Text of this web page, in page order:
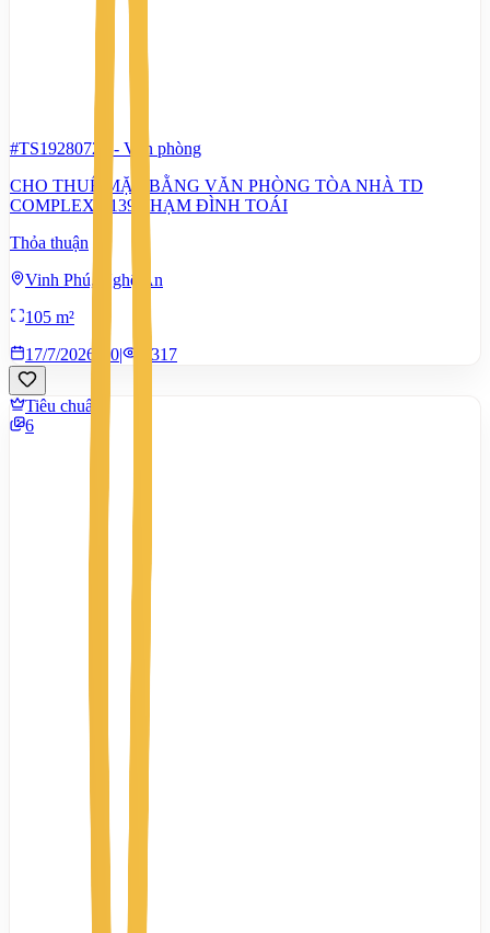
#TS19280727 - Văn phòng
CHO THUÊ MẶT BẰNG VĂN PHÒNG TÒA NHÀ TD
COMPLEX - 139 PHẠM ĐÌNH TOÁI
Thỏa thuận
Vinh Phú, Nghệ An
105 m²
17/7/2026
0| 1.317
Tiêu chuẩn
6